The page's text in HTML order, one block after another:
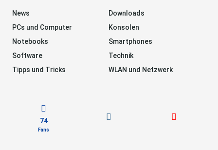
News
Downloads
PCs und Computer
Konsolen
Notebooks
Smartphones
Software
Technik
Tipps und Tricks
WLAN und Netzwerk
74
Fans